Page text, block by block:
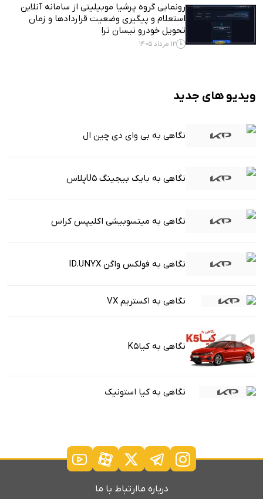
رونمایی گروه پرشیا موبیلیتی از سامانه آنلاین
استعلام و پیگیری وضعیت قراردادها و زمان
تحویل خودرو نیسان ترا
12 مرداد 1405
ویدیو های جدید
نگاهی به بی وای دی چین ال
نگاهی به بایک بیجینگ U5پلاس
نگاهی به میتسوبیشی اکلیپس کراس
نگاهی به فولکس واگن ID.UNYX
نگاهی به اکستریم VX
نگاهی به کیاK5
نگاهی به کیا استونیک
درباره ماارتباط با ما